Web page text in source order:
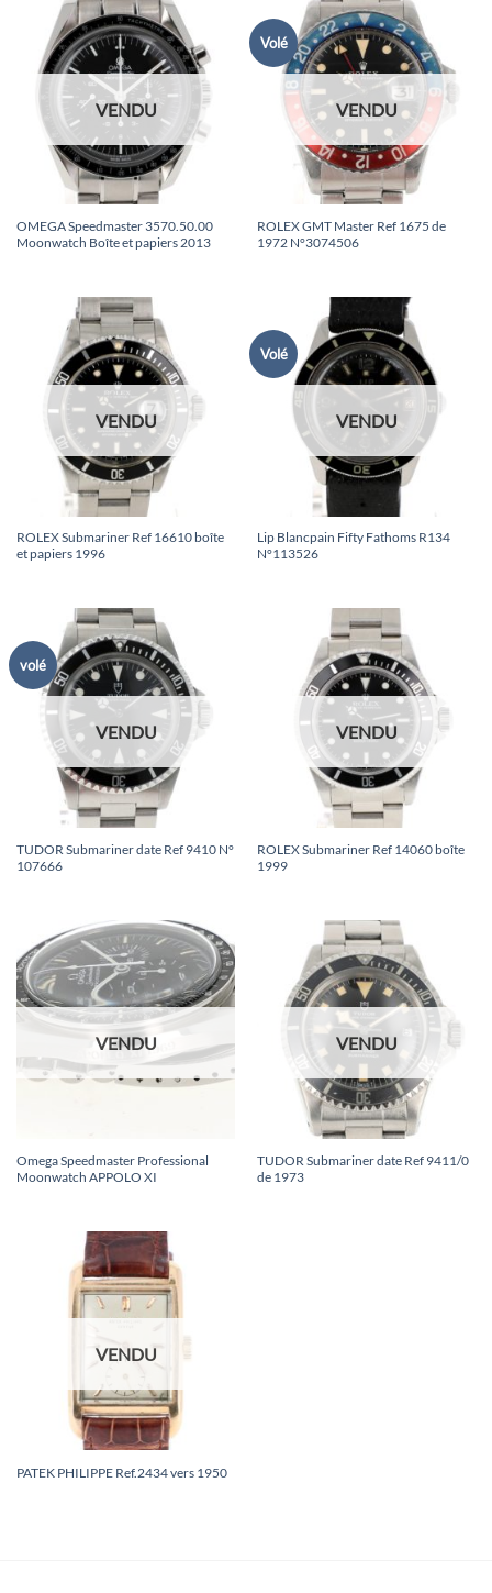
VENDU
OMEGA Speedmaster 3570.50.00
Moonwatch Boîte et papiers 2013
Volé
VENDU
ROLEX GMT Master Ref 1675 de
1972 N°3074506
VENDU
ROLEX Submariner Ref 16610 boîte
et papiers 1996
Volé
VENDU
Lip Blancpain Fifty Fathoms R134
N°113526
volé
VENDU
TUDOR Submariner date Ref 9410 N°
107666
VENDU
ROLEX Submariner Ref 14060 boîte
1999
VENDU
Omega Speedmaster Professional
Moonwatch APPOLO XI
VENDU
TUDOR Submariner date Ref 9411/0
de 1973
VENDU
PATEK PHILIPPE Ref.2434 vers 1950